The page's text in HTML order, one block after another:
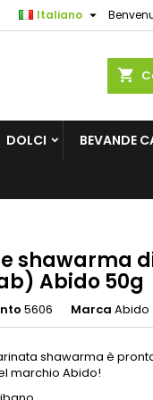
Italiano 
shopping_cart
DOLCI BEVANDE
shawarma
Abido 50g
5606 Marca Abido
shawarma è
marchio Abido!